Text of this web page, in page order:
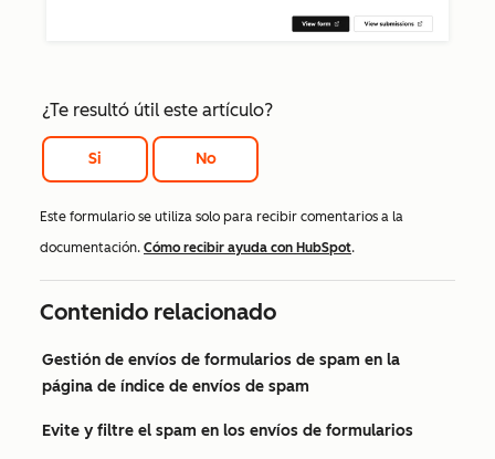
¿Te resultó útil este artículo?
Si No
Este formulario se utiliza solo para recibir comentarios a la
documentación. Cómo recibir ayuda con HubSpot.
Contenido relacionado
Gestión de envíos de formularios de spam en la
página de índice de envíos de spam
Evite y filtre el spam en los envíos de formularios